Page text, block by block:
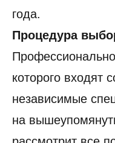
года.
Процедура
которого входят
независимые
на